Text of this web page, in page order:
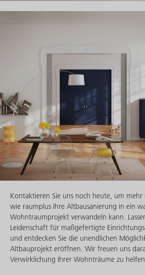
Kontaktieren Sie uns noch heute, um
wie raumplus Ihre Altbausanierung in ein
Wohntraumprojekt verwandeln kann.
Leidenschaft für maßgefertigte
und entdecken Sie die unendlichen
Altbauprojekt eröffnen. Wir freuen uns
Verwirklichung Ihrer Wohnträume zu